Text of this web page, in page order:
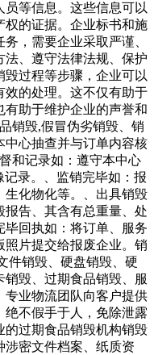
等信息。这些信息可以
权的证据。企业标书和施
，需要企业采取严谨、
、遵守法律法规、保护
过程等步骤，企业可以
效的处理。这不仅有助于
助于维护企业的声誉和
销毁,假冒伪劣销毁、销
中心抽查并与订单内容核
和记录如：遵守本中心
录。、监销完毕如：报
生化物化等。、出具销毁
告、其含有总重量、处
回执如：将订单、服务
照片提交给报废企业。销
件销毁、硬盘销毁、硬
毁、过期食品销毁、服
专业物流团队向客户提供
绝不假手于人，免除泄露
的过期食品销毁机构销毁
密文件档案、纸质资